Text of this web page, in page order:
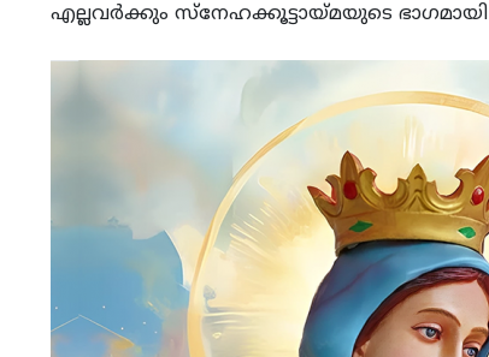
എല്ലവർക്കും സ്നേഹക്കൂട്ടായ്മയുടെ ഭാഗമായി